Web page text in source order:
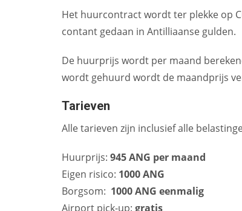
Het huurcontract wordt ter plekke op
contant gedaan in Antilliaanse gulden.
De huurprijs wordt per maand
wordt gehuurd wordt de maandprijs
Tarieven
Alle tarieven zijn inclusief alle
Huurprijs: 945 ANG per maand
Eigen risico: 1000 ANG
Borgsom: 1000 ANG eenmalig
Airport pick-up: gratis